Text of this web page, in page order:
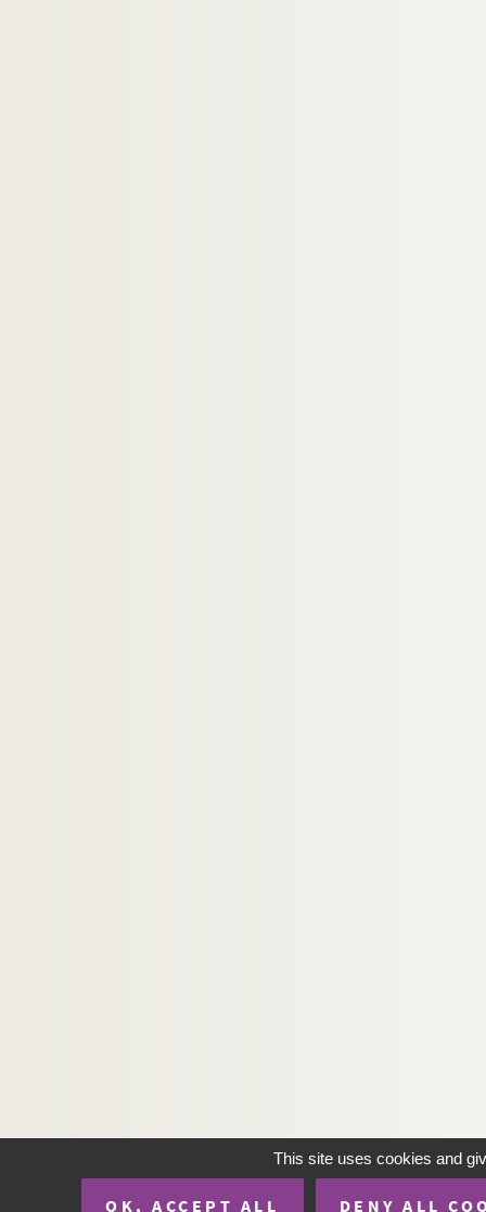
This site uses cookies and
OK, ACCEPT ALL DENY ALL